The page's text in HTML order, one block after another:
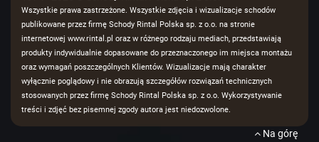
Wszystkie prawa zastrzeżone. Wszystkie zdjęcia i wizualizacje schodów
publikowane przez firmę Schody Rintal Polska sp. z o.o. na stronie
internetowej www.rintal.pl oraz w różnego rodzaju mediach, przedstawiają
produkty indywidualnie dopasowane do przeznaczonego im miejsca montażu
oraz wymagań poszczególnych Klientów. Wizualizacje mają charakter
wyłącznie poglądowy i nie obrazują szczegółów rozwiązań technicznych
stosowanych przez firmę Schody Rintal Polska sp. z o.o. Wykorzystywanie
treści i zdjęć bez pisemnej zgody autora jest niedozwolone.
Na górę